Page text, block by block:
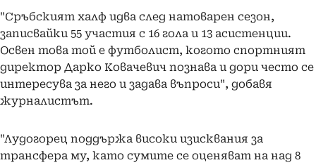
"Сръбският халф идва след натоварен сезон,
записвайки 55 участия с 16 гола и 13 асистенции.
Освен това той е футболист, когото спортният
директор Дарко Ковачевич познава и дори често се
интересува за него и задава въпроси", добавя
журналистът.
"Лудогорец поддържа високи изисквания за
трансфера му, като сумите се оценяват на над 8